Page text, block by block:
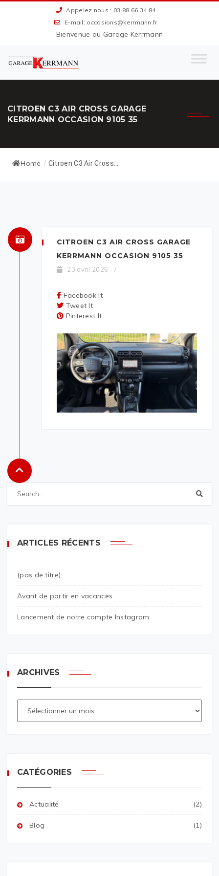
Appelez nous : 03 88 66 34 84
E-mail: occasions@kerrmann.fr
Bienvenue au Garage Kerrmann
CITROEN C3 AIR CROSS GARAGE
KERRMANN OCCASION 9105 35
Home / Citroen C3 Air Cross...
CITROEN C3 AIR CROSS GARAGE
KERRMANN OCCASION 9105 35
23 avril 2026 /
Facebook It
Tweet It
Pinterest It
ARTICLES RÉCENTS
(pas de titre)
Avant de partir en vacances
Lancement de notre compte Instagram
ARCHIVES
CATÉGORIES
Actualité (2)
Blog (1)